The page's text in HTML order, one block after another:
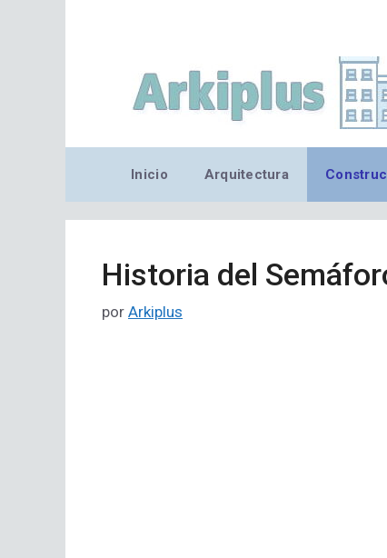
Inicio Arquitectura
Historia del
por Arkiplus